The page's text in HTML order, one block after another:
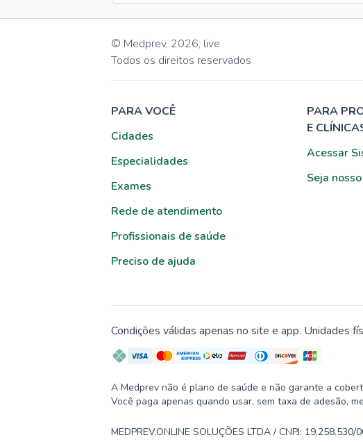
© Medprev, 2026, live
Todos os direitos reservados
PARA VOCÊ
Cidades
Especialidades
Exames
Rede de atendimento
Profissionais de saúde
Preciso de ajuda
PARA
E
Acessar
Seja
Condições válidas apenas no site e app. Unidades
A Medprev não é plano de saúde e não garante a
Você paga apenas quando usar, sem taxa de adesão,
MEDPREV.ONLINE SOLUÇÕES LTDA / CNPJ: